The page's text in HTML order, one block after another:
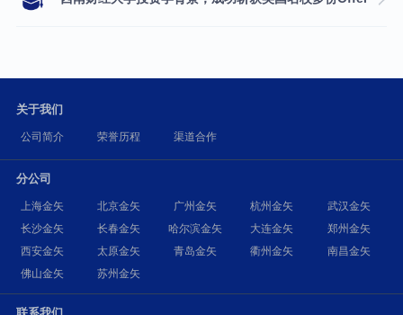
关于我们
公司简介 荣誉历程 渠道合作
分公司
上海金矢 北京金矢 广州金矢 杭州金矢
武汉金矢
长沙金矢
长春金矢 哈尔滨金矢 大连金矢
郑州金矢
西安金矢
太原金矢 青岛金矢 衢州金矢
南昌金矢
佛山金矢
苏州金矢